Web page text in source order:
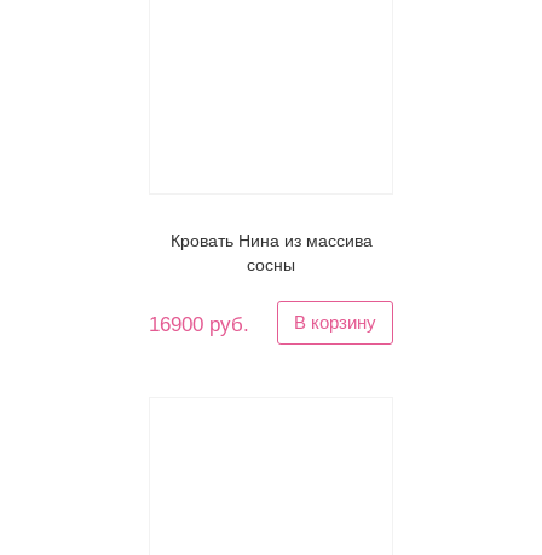
Кровать Нина из массива
сосны
16900 руб. В корзину